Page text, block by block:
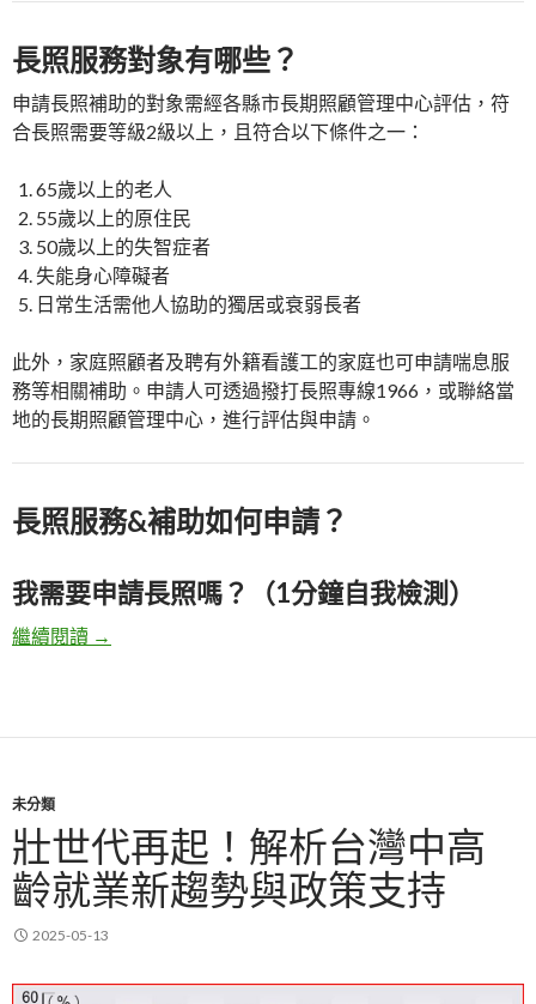
長照服務對象有哪些？
申請長照補助的對象需經各縣市長期照顧管理中心評估，符
合長照需要等級2級以上，且符合以下條件之一：
65歲以上的老人
55歲以上的原住民
50歲以上的失智症者
失能身心障礙者
日常生活需他人協助的獨居或衰弱長者
此外，家庭照顧者及聘有外籍看護工的家庭也可申請喘息服
務等相關補助。申請人可透過撥打長照專線1966，或聯絡當
地的長期照顧管理中心，進行評估與申請。
長照服務&補助如何申請？
我需要申請長照嗎？（1分鐘自我檢測）
繼續閱讀 2025年長照補助指南，讓您輕鬆了解政策與申請流程
→
未分類
壯世代再起！解析台灣中高
齡就業新趨勢與政策支持
2025-05-13